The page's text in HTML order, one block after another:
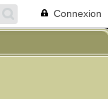
Connexion